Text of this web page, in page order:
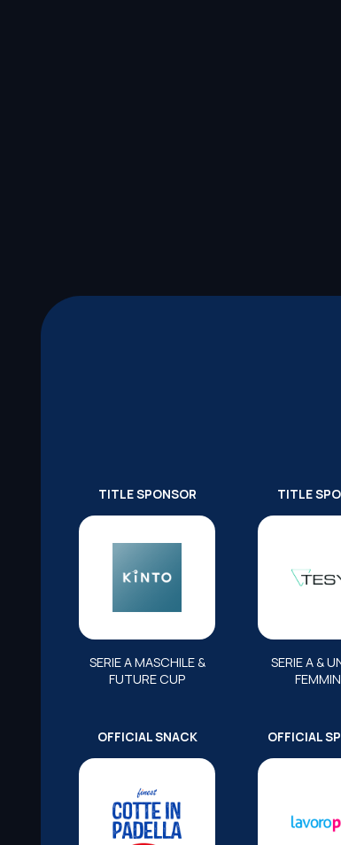
TITLE SPONSOR
SERIE A MASCHILE &
FUTURE CUP
TITLE
SERIE A &
OFFICIAL SNACK OFFICIAL